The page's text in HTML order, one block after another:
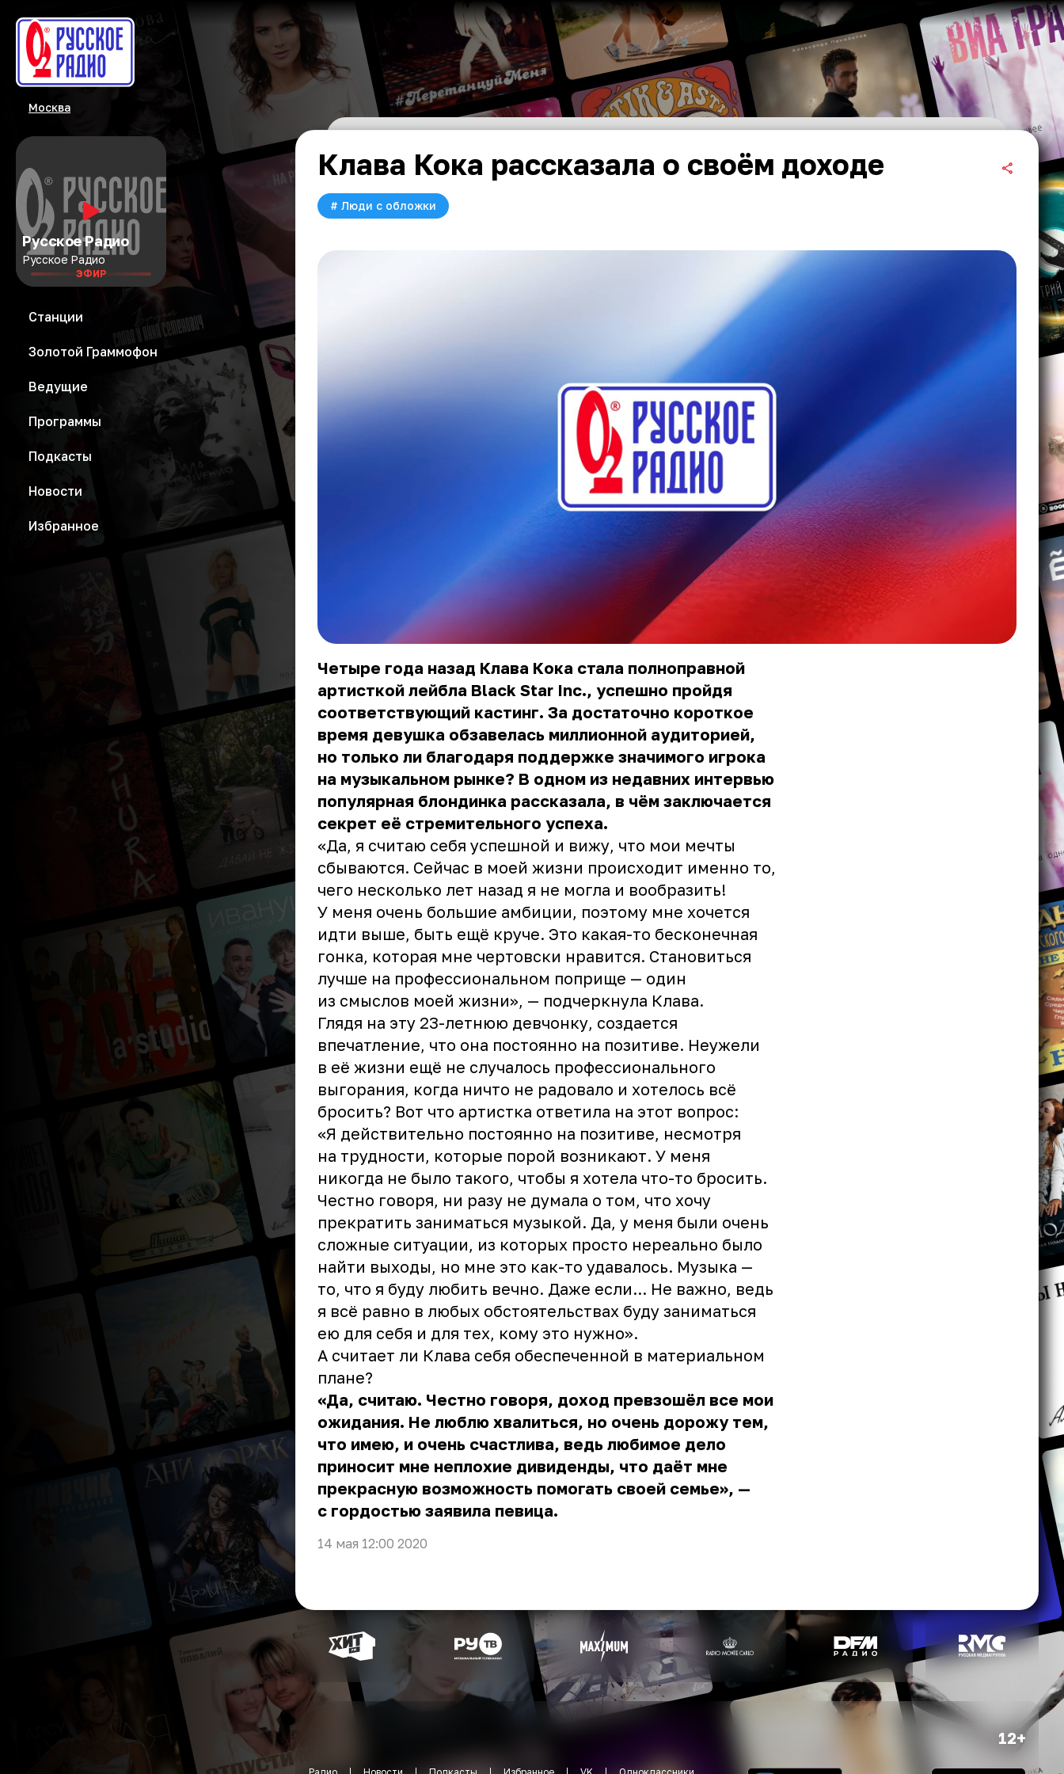
Москва
Русское Радио
Русское Радио
ЭФИР
Станции
Золотой Граммофон
Ведущие
Программы
Подкасты
Новости
Избранное
Клава Кока рассказала о своём доходе
# Люди с обложки
Четыре года назад Клава Кока стала полноправной
артисткой лейбла Black Star Inc., успешно пройдя
соответствующий кастинг. За достаточно короткое
время девушка обзавелась миллионной аудиторией,
но только ли благодаря поддержке значимого игрока
на музыкальном рынке? В одном из недавних интервью
популярная блондинка рассказала, в чём заключается
секрет её стремительного успеха.
«Да, я считаю себя успешной и вижу, что мои мечты
сбываются. Сейчас в моей жизни происходит именно то,
чего несколько лет назад я не могла и вообразить!
У меня очень большие амбиции, поэтому мне хочется
идти выше, быть ещё круче. Это какая-то бесконечная
гонка, которая мне чертовски нравится. Становиться
лучше на профессиональном поприще — один
из смыслов моей жизни», — подчеркнула Клава.
Глядя на эту 23-летнюю девчонку, создается
впечатление, что она постоянно на позитиве. Неужели
в её жизни ещё не случалось профессионального
выгорания, когда ничто не радовало и хотелось всё
бросить? Вот что артистка ответила на этот вопрос:
«Я действительно постоянно на позитиве, несмотря
на трудности, которые порой возникают. У меня
никогда не было такого, чтобы я хотела что-то бросить.
Честно говоря, ни разу не думала о том, что хочу
прекратить заниматься музыкой. Да, у меня были очень
сложные ситуации, из которых просто нереально было
найти выходы, но мне это как-то удавалось. Музыка —
то, что я буду любить вечно. Даже если... Не важно, ведь
я всё равно в любых обстоятельствах буду заниматься
ею для себя и для тех, кому это нужно».
А считает ли Клава себя обеспеченной в материальном
плане?
«Да, считаю. Честно говоря, доход превзошёл все мои
ожидания. Не люблю хвалиться, но очень дорожу тем,
что имею, и очень счастлива, ведь любимое дело
приносит мне неплохие дивиденды, что даёт мне
прекрасную возможность помогать своей семье», —
с гордостью заявила певица.
14 мая 12:00 2020
12+